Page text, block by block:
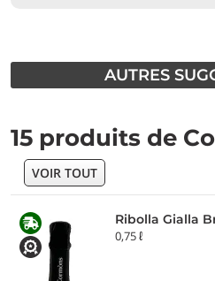
AUTRES
15 produits de
VOIR TOUT
Ribolla Gialla
0,75 ℓ